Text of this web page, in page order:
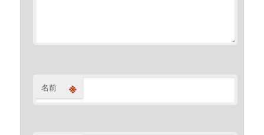
名前 ※